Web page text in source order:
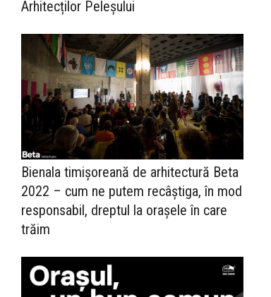
Arhitecților Peleșului
Bienala timișoreană de arhitectură Beta
2022 – cum ne putem recâștiga, în mod
responsabil, dreptul la orașele în care
trăim